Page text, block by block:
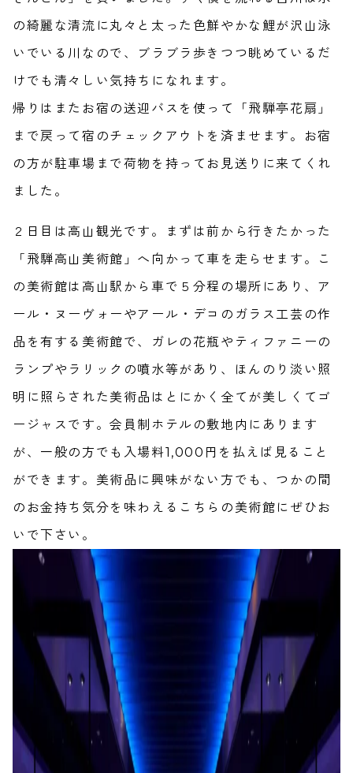
の綺麗な清流に丸々と太った色鮮やかな鯉が沢山泳
いでいる川なので、ブラブラ歩きつつ眺めているだ
けでも清々しい気持ちになれます。
帰りはまたお宿の送迎バスを使って「飛騨亭花扇」
まで戻って宿のチェックアウトを済ませます。お宿
の方が駐車場まで荷物を持ってお見送りに来てくれ
ました。
２日目は高山観光です。まずは前から行きたかった
「飛騨高山美術館」へ向かって車を走らせます。こ
の美術館は高山駅から車で５分程の場所にあり、ア
ール・ヌーヴォーやアール・デコのガラス工芸の作
品を有する美術館で、ガレの花瓶やティファニーの
ランプやラリックの噴水等があり、ほんのり淡い照
明に照らされた美術品はとにかく全てが美しくてゴ
ージャスです。会員制ホテルの敷地内にあります
が、一般の方でも入場料1,000円を払えば見ること
ができます。美術品に興味がない方でも、つかの間
のお金持ち気分を味わえるこちらの美術館にぜひお
いで下さい。